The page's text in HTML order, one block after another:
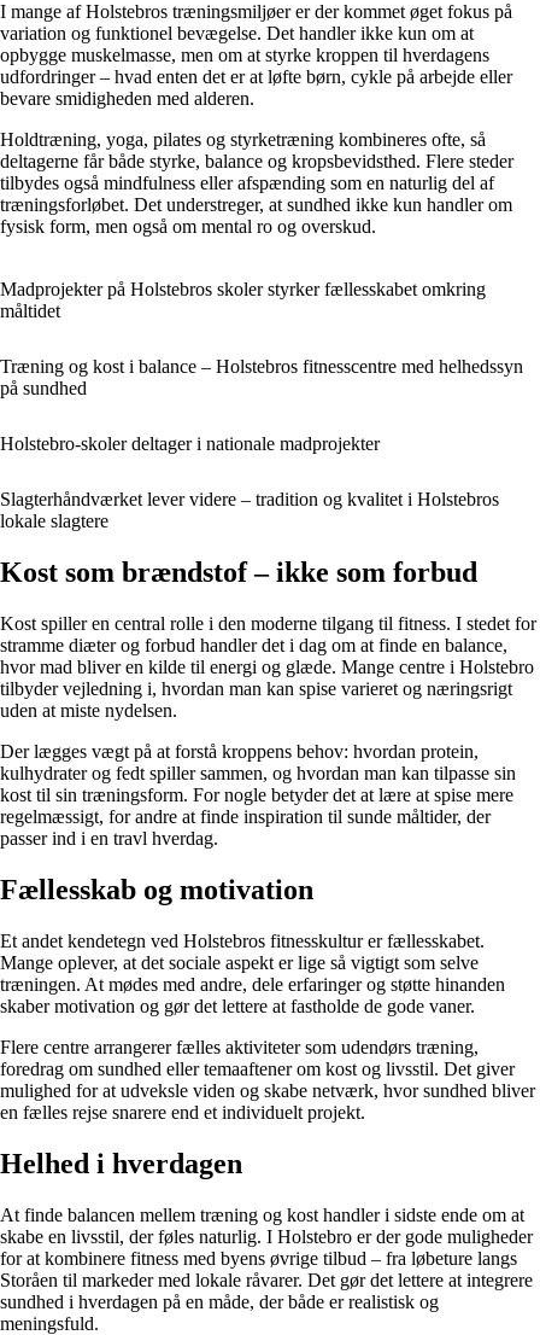
I mange af Holstebros træningsmiljøer er der kommet øget fokus på
variation og funktionel bevægelse. Det handler ikke kun om at
opbygge muskelmasse, men om at styrke kroppen til hverdagens
udfordringer – hvad enten det er at løfte børn, cykle på arbejde eller
bevare smidigheden med alderen.
Holdtræning, yoga, pilates og styrketræning kombineres ofte, så
deltagerne får både styrke, balance og kropsbevidsthed. Flere steder
tilbydes også mindfulness eller afspænding som en naturlig del af
træningsforløbet. Det understreger, at sundhed ikke kun handler om
fysisk form, men også om mental ro og overskud.
Madprojekter på Holstebros skoler styrker fællesskabet omkring
måltidet
Træning og kost i balance – Holstebros fitnesscentre med helhedssyn
på sundhed
Holstebro-skoler deltager i nationale madprojekter
Slagterhåndværket lever videre – tradition og kvalitet i Holstebros
lokale slagtere
Kost som brændstof – ikke som forbud
Kost spiller en central rolle i den moderne tilgang til fitness. I stedet for
stramme diæter og forbud handler det i dag om at finde en balance,
hvor mad bliver en kilde til energi og glæde. Mange centre i Holstebro
tilbyder vejledning i, hvordan man kan spise varieret og næringsrigt
uden at miste nydelsen.
Der lægges vægt på at forstå kroppens behov: hvordan protein,
kulhydrater og fedt spiller sammen, og hvordan man kan tilpasse sin
kost til sin træningsform. For nogle betyder det at lære at spise mere
regelmæssigt, for andre at finde inspiration til sunde måltider, der
passer ind i en travl hverdag.
Fællesskab og motivation
Et andet kendetegn ved Holstebros fitnesskultur er fællesskabet.
Mange oplever, at det sociale aspekt er lige så vigtigt som selve
træningen. At mødes med andre, dele erfaringer og støtte hinanden
skaber motivation og gør det lettere at fastholde de gode vaner.
Flere centre arrangerer fælles aktiviteter som udendørs træning,
foredrag om sundhed eller temaaftener om kost og livsstil. Det giver
mulighed for at udveksle viden og skabe netværk, hvor sundhed bliver
en fælles rejse snarere end et individuelt projekt.
Helhed i hverdagen
At finde balancen mellem træning og kost handler i sidste ende om at
skabe en livsstil, der føles naturlig. I Holstebro er der gode muligheder
for at kombinere fitness med byens øvrige tilbud – fra løbeture langs
Storåen til markeder med lokale råvarer. Det gør det lettere at integrere
sundhed i hverdagen på en måde, der både er realistisk og
meningsfuld.